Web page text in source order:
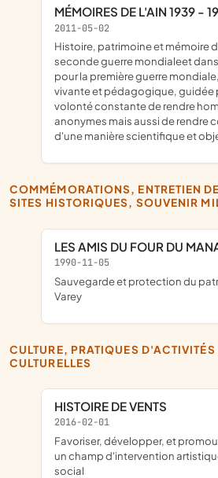
MÉMOIRES DE L'AIN 1939 -
2011-05-02
histoire, patrimoine et mémoire de l'Ain durant la
seconde guerre mondialeet
pour la première guerre
vivante et pédagogique, guidée
volonté constante de rendre
anonymes mais aussi de rendre
d'une manière scientifique et
COMMÉMORATIONS, ENTRETIEN DE MONUMENTS ET
SITES HISTORIQUES, SOUVENIR
LES AMIS DU FOUR DU
1990-11-05
sauvegarde et protection du patrimoine du hameau de
Varey
CULTURE, PRATIQUES D'ACTIVITÉS ARTISTIQUES,
CULTURELLES
HISTOIRE DE VENTS
2016-02-01
favoriser, développer, et promouvoir la culture à travers
un champ d'intervention
social